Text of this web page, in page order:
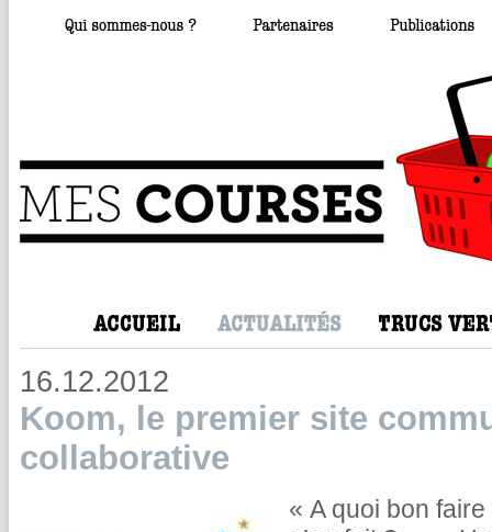
16.12.2012
Koom, le premier site
collaborative
« A quoi bon